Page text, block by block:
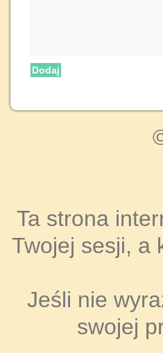
Dodaj
Ta strona
Twojej sesji, a
Jeśli nie
swojej